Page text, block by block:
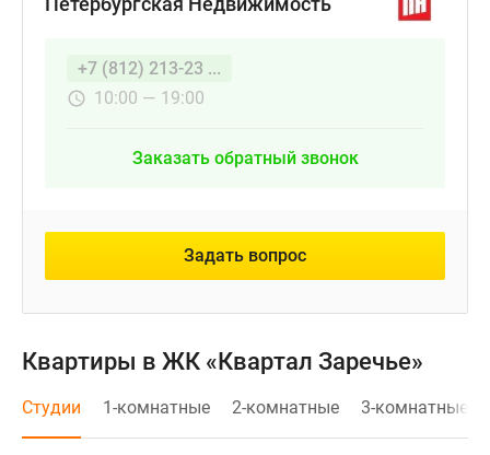
+7 (812) 213-23 ...
10:00 — 19:00
Заказать обратный звонок
Задать вопрос
Квартиры в ЖК «Квартал Заречье»
Студии 1-комнатные 2-комнатные 3-комнатные